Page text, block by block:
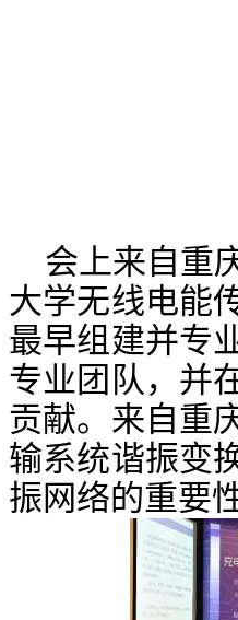
会上来自重
大学无线电能
最早组建并专
专业团队，并
贡献。来自重
输系统谐振变
振网络的重要